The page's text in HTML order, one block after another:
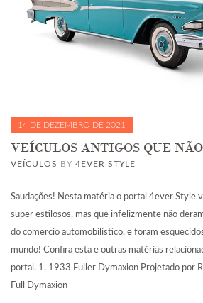
14 DE DEZEMBRO DE 2021
VEÍCULOS ANTIGOS QUE
VEÍCULOS BY 4EVER STYLE
Saudações! Nesta matéria o portal 4ever Style
super estilosos, mas que infelizmente não
do comercio automobilístico, e foram
mundo! Confira esta e outras matérias
portal. 1. 1933 Fuller Dymaxion Projetado por
Full Dymaxion